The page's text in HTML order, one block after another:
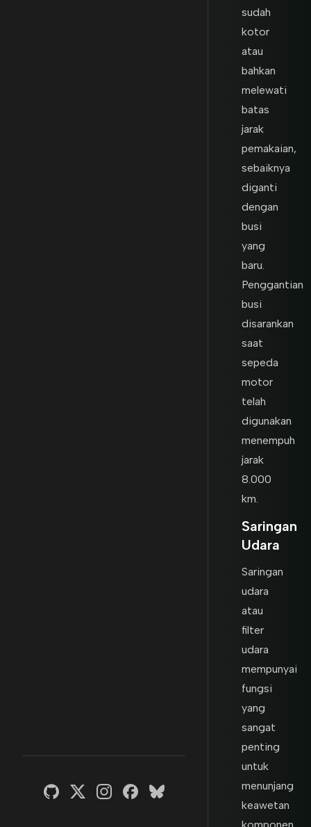
sudah
kotor
atau
bahkan
melewati
batas
jarak
pemakaian,
sebaiknya
diganti
dengan
busi
yang
baru.
Penggantian
busi
disarankan
saat
sepeda
motor
telah
digunakan
menempuh
jarak
8.000
km.
Saringan
Udara
Saringan
udara
atau
filter
udara
mempunyai
fungsi
yang
sangat
penting
untuk
menunjang
keawetan